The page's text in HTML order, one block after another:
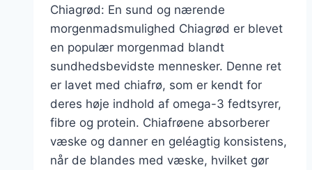
Chiagrød: En sund og nærende
morgenmadsmulighed Chiagrød er blevet
en populær morgenmad blandt
sundhedsbevidste mennesker. Denne ret
er lavet med chiafrø, som er kendt for
deres høje indhold af omega-3 fedtsyrer,
fibre og protein. Chiafrøene absorberer
væske og danner en geléagtig konsistens,
når de blandes med væske, hvilket gør